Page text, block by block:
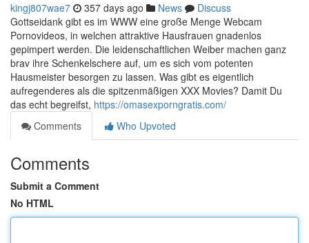
kingj807wae7 357 days ago News
Discuss
Gottseidank gibt es im WWW eine große Menge Webcam
Pornovideos, in welchen attraktive Hausfrauen gnadenlos
gepimpert werden. Die leidenschaftlichen Weiber machen ganz
brav ihre Schenkelschere auf, um es sich vom potenten
Hausmeister besorgen zu lassen. Was gibt es eigentlich
aufregenderes als die spitzenmäßigen XXX Movies? Damit Du
das echt begreifst, https://omasexporngratis.com/
Comments
Who Upvoted
Comments
Submit a Comment
No HTML